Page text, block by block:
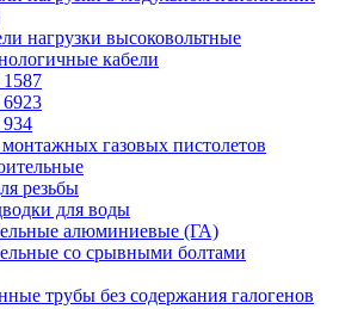
нагрузки высоковольтные
кабели
монтажных газовых пистолетов
резьбы
для воды
алюминиевые (ГА)
со срывными болтами
трубы без содержания галогенов